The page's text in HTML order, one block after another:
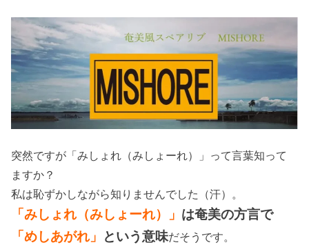
突然ですが「みしょれ（みしょーれ）」って言葉知って
ますか？
私は恥ずかしながら知りませんでした（汗）。
「みしょれ（みしょーれ）」 は奄美の方言で
「めしあがれ」
という意味だそうです。